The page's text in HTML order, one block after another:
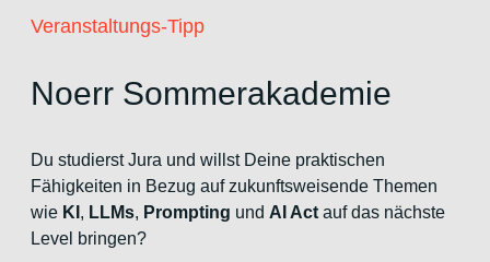
Veranstaltungs-Tipp
Noerr Sommerakademie
Du studierst Jura und willst Deine praktischen
Fähigkeiten in Bezug auf zukunftsweisende Themen
wie KI , LLMs, Prompting und AI Act auf das nächste
Level bringen?